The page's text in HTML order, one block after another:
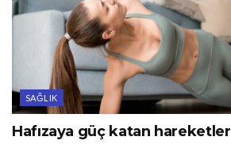
SAĞLIK
Hafızaya güç katan hareketler